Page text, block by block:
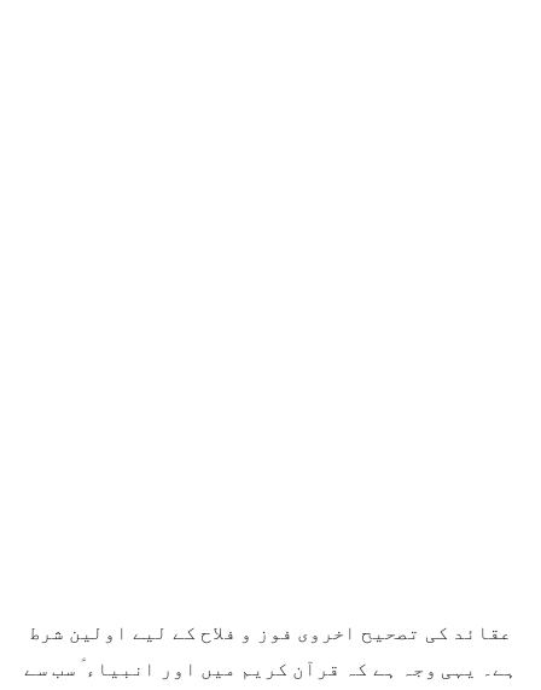
عقائد کی تصحیح اخروی فوز و فلاح کے لیے اولین شرط
ہے۔ یہی وجہ ہے کہ قرآن کریم میں اور انبیاء ؑ سب سے